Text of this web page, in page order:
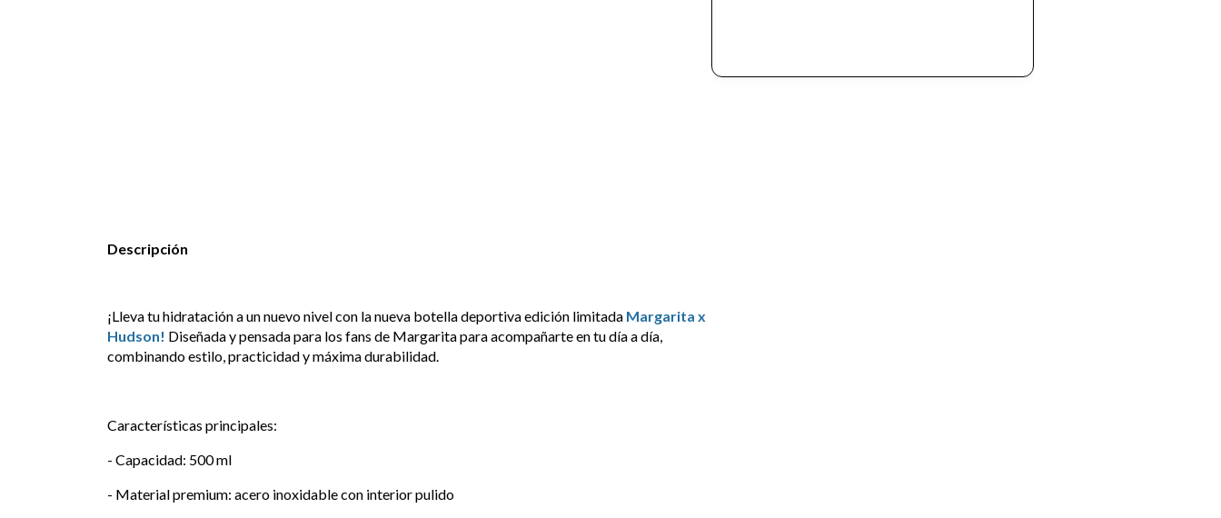
Descripción
¡Lleva tu hidratación a un nuevo nivel con la nueva botella deportiva edición limitada Margarita x
Hudson! Diseñada y pensada para los fans de Margarita para acompañarte en tu día a día,
combinando estilo, practicidad y máxima durabilidad.
Características principales:
- Capacidad: 500 ml
- Material premium: acero inoxidable con interior pulido